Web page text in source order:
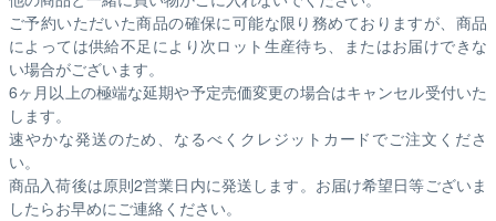
ご予約いただいた商品の確保に可能な限り務めておりますが、商品
によっては供給不足により次ロット生産待ち、またはお届けできな
い場合がございます。
6ヶ月以上の極端な延期や予定売価変更の場合はキャンセル受付いた
します。
速やかな発送のため、なるべくクレジットカードでご注文くださ
い。
商品入荷後は原則2営業日内に発送します。お届け希望日等ございま
したらお早めにご連絡ください。